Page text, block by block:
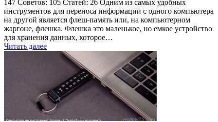
147 Советов: 105 Статей: 26 Одним из самых удобных
инструментов для переноса информации с одного компьютера
на другой является флеш-память или, на компьютерном
жаргоне, флешка. Флешка это маленькое, но емкое устройство
для хранения данных, которое…
Читать далее